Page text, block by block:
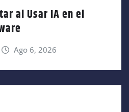
al Usar IA en el
Ago 6, 2026